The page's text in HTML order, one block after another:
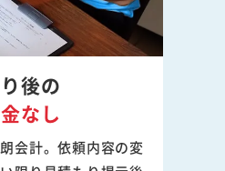
後の
なし
会計。依頼内容の変